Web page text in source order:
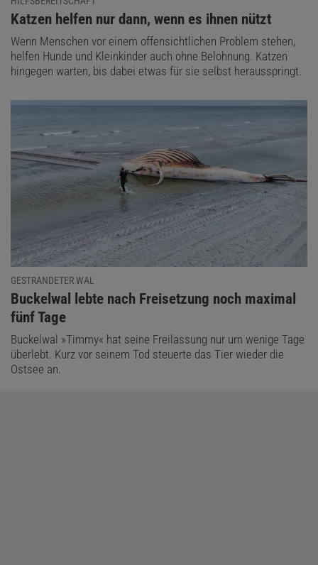
:
Katzen helfen nur dann, wenn es ihnen nützt
Wenn Menschen vor einem offensichtlichen Problem stehen,
helfen Hunde und Kleinkinder auch ohne Belohnung. Katzen
hingegen warten, bis dabei etwas für sie selbst herausspringt.
GESTRANDETER WAL
:
Buckelwal lebte nach Freisetzung noch maximal
fünf Tage
Buckelwal »Timmy« hat seine Freilassung nur um wenige Tage
überlebt. Kurz vor seinem Tod steuerte das Tier wieder die
Ostsee an.